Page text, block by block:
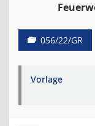
056/22/GR
Vorlage